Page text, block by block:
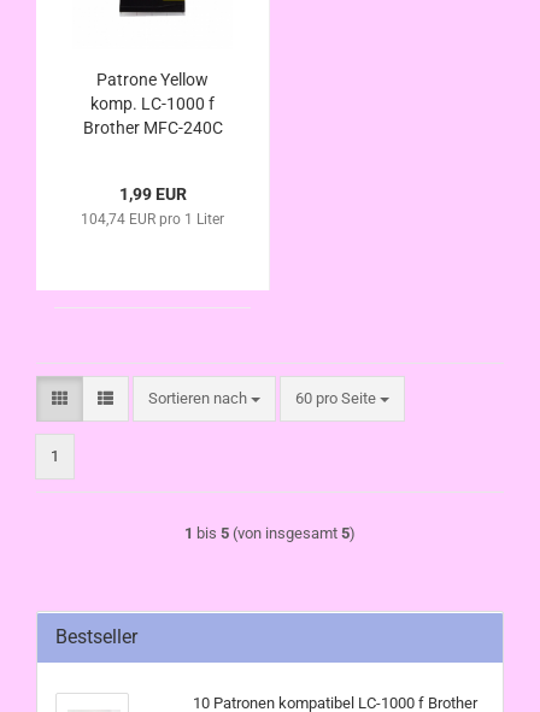
Patrone Yellow
komp. LC-1000 f
Brother MFC-240C
MFC-665CW MFC-
680CN MFC-845CW
MFC-5860CN
1,99 EUR
104,74 EUR pro 1 Liter
Sortieren nach
Sortieren nach 60 pro Seite
pro Seite
1
1 bis 5 (von insgesamt 5)
Bestseller
10 Patronen kompatibel LC-1000 f Brother